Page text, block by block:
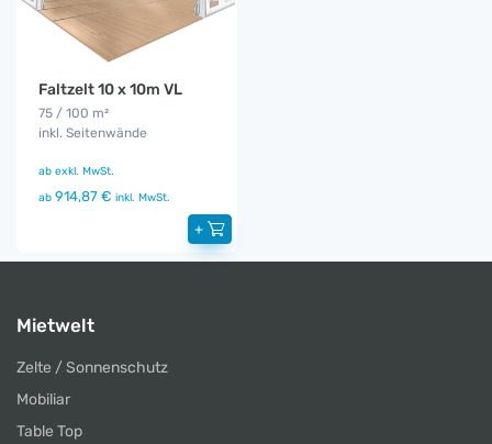
Faltzelt 10 x 10m VL
75 / 100 m²
inkl. Seitenwände
ab exkl. MwSt.
ab 914,87 € inkl. MwSt.
+
Mietwelt
Zelte / Sonnenschutz
Mobiliar
Table Top